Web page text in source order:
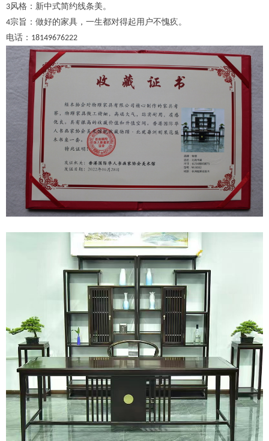
3 风格：新中式简约线条美。
4宗旨：做好的家具，一生都对得起用户不愧疚。
电话： 18149676222